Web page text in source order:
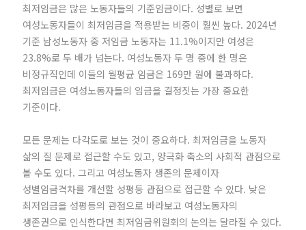
최저임금은 많은 노동자들의 기준임금이다. 성별로 보면
여성노동자들이 최저임금을 적용받는 비중이 훨씬 높다. 2024년
기준 남성노동자 중 저임금 노동자는 11.1%이지만 여성은
23.8%로 두 배가 넘는다. 여성노동자 두 명 중에 한 명은
비정규직인데 이들의 월평균 임금은 169만 원에 불과하다.
최저임금은 여성노동자들의 임금을 결정짓는 가장 중요한
기준이다.
모든 문제는 다각도로 보는 것이 중요하다. 최저임금을 노동자
삶의 질 문제로 접근할 수도 있고, 양극화 축소의 사회적 관점으로
볼 수도 있다. 그리고 여성노동자 생존의 문제이자
성별임금격차를 개선할 성평등 관점으로 접근할 수 있다. 낮은
최저임금을 성평등의 관점으로 바라보고 여성노동자의
생존권으로 인식한다면 최저임금위원회의 논의는 달라질 수 있다.